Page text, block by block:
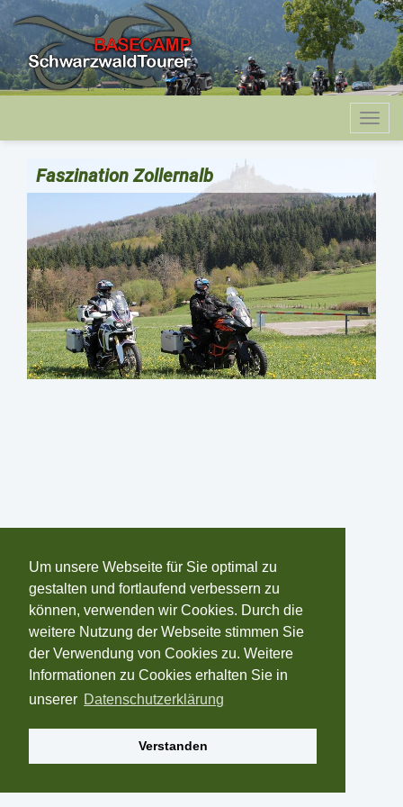
Um unsere Webseite für Sie optimal zu
gestalten und fortlaufend verbessern zu
können, verwenden wir Cookies. Durch die
weitere Nutzung der Webseite stimmen Sie
der Verwendung von Cookies zu. Weitere
Informationen zu Cookies erhalten Sie in
unserer Datenschutzerklärung
Verstanden
Faszination Zollernalb